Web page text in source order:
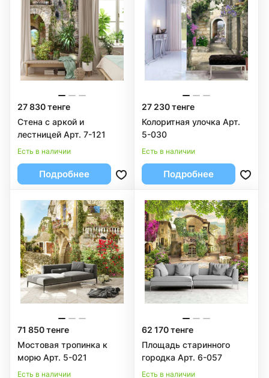
27 830 тенге
Стена с аркой и
лестницей Арт. 7-121
Есть в наличии
Подробнее
27 230 тенге
Колоритная улочка Арт.
5-030
Есть в наличии
Подробнее
71 850 тенге
Мостовая тропинка к
морю Арт. 5-021
Есть в наличии
62 170 тенге
Площадь старинного
городка Арт. 6-057
Есть в наличии